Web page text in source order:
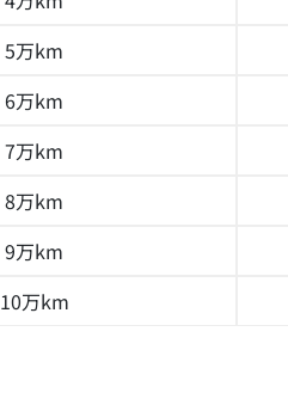
5万km
6万km
7万km
8万km
9万km
10万km